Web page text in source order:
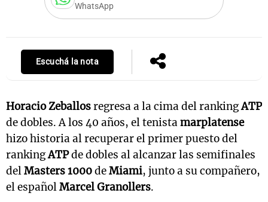
WhatsApp
Escuchá la nota
Horacio Zeballosregresa a la cima del rankingATP
de dobles. A los 40 años, el tenistamarplatense
hizo historia al recuperar el primer puesto del
rankingATPde dobles al alcanzar las semifinales
delMasters 1000deMiami, junto a su compañero,
el españolMarcel Granollers.